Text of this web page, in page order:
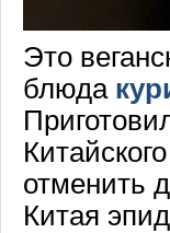
Это
блюда
отменить
Китая